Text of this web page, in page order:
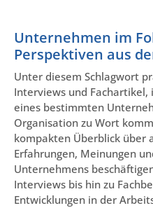
Unternehmen im
Perspektiven aus
Unter diesem Schlagwort
Interviews und
eines bestimmten
Organisation zu Wort
kompakten Überblick über
Erfahrungen, Meinungen
Unternehmens
Interviews bis hin zu
Entwicklungen in der